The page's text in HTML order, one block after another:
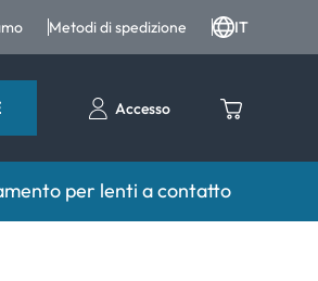
Metodi di spedizione IT
Accesso
per lenti a contatto